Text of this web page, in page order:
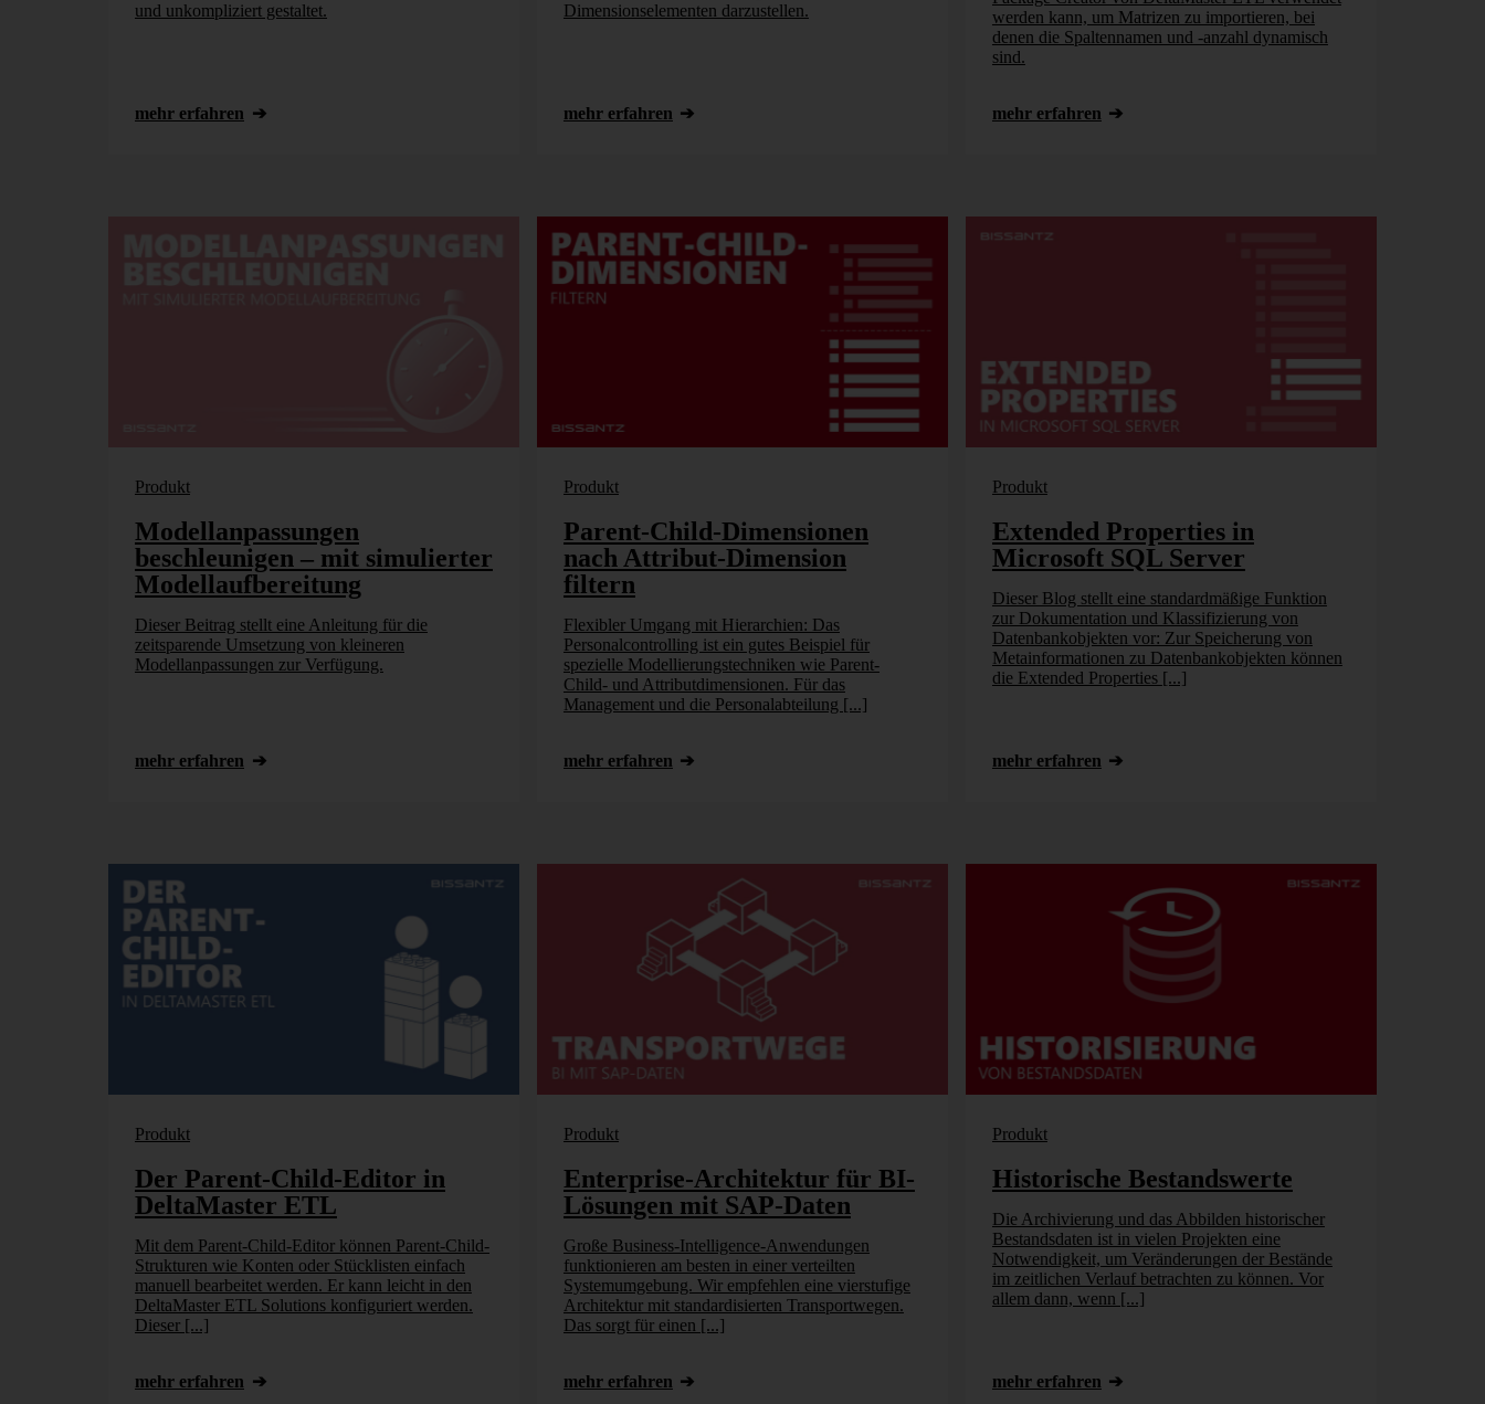
und unkompliziert gestaltet.
mehr erfahren
Dimensionselementen darzustellen.
mehr erfahren
werden kann, um Matrizen zu importieren, bei
denen die Spaltennamen und -anzahl dynamisch
sind.
mehr erfahren
Produkt
Modellanpassungen
beschleunigen – mit simulierter
Modellaufbereitung
Dieser Beitrag stellt eine Anleitung für die
zeitsparende Umsetzung von kleineren
Modellanpassungen zur Verfügung.
mehr erfahren
Produkt
Parent-Child-Dimensionen
nach Attribut-Dimension
filtern
Flexibler Umgang mit Hierarchien: Das
Personalcontrolling ist ein gutes Beispiel für
spezielle Modellierungstechniken wie Parent-
Child- und Attributdimensionen. Für das
Management und die Personalabteilung [...]
mehr erfahren
Produkt
Extended Properties in
Microsoft SQL Server
Dieser Blog stellt eine standardmäßige Funktion
zur Dokumentation und Klassifizierung von
Datenbankobjekten vor: Zur Speicherung von
Metainformationen zu Datenbankobjekten können
die Extended Properties [...]
mehr erfahren
Produkt
Der Parent-Child-Editor in
DeltaMaster ETL
Mit dem Parent-Child-Editor können Parent-Child-
Strukturen wie Konten oder Stücklisten einfach
manuell bearbeitet werden. Er kann leicht in den
DeltaMaster ETL Solutions konfiguriert werden.
Dieser [...]
mehr erfahren
Produkt
Enterprise-Architektur für BI-
Lösungen mit SAP-Daten
Große Business-Intelligence-Anwendungen
funktionieren am besten in einer verteilten
Systemumgebung. Wir empfehlen eine vierstufige
Architektur mit standardisierten Transportwegen.
Das sorgt für einen [...]
mehr erfahren
Produkt
Historische Bestandswerte
Die Archivierung und das Abbilden historischer
Bestandsdaten ist in vielen Projekten eine
Notwendigkeit, um Veränderungen der Bestände
im zeitlichen Verlauf betrachten zu können. Vor
allem dann, wenn [...]
mehr erfahren